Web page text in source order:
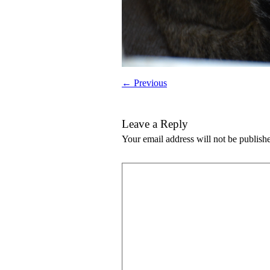
← Previous
Leave a Reply
Your email address will not be